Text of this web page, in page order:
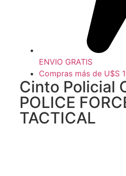
ENVIO GRATIS
Compras más de U$S
Cinto Policial
POLICE
TACTICAL